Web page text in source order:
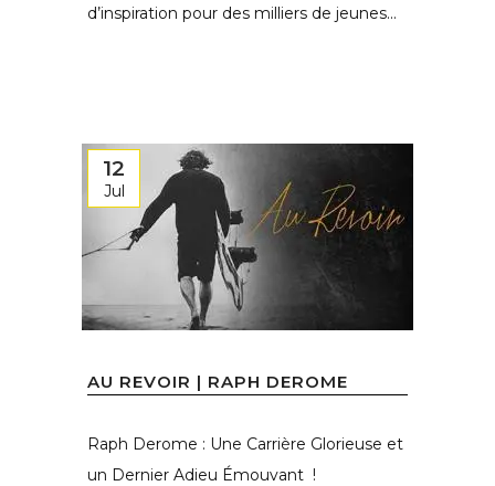
d’inspiration pour des milliers de jeunes...
12
Jul
AU REVOIR | RAPH DEROME
Raph Derome : Une Carrière Glorieuse et
un Dernier Adieu Émouvant !